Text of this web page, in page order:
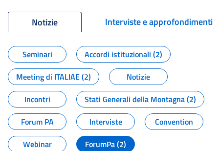
Notizie Interviste e approfondimenti
Seminari
Accordi istituzionali (2)
Meeting di ITALIAE (2)
Notizie
Incontri
Stati Generali della Montagna (2)
Forum PA
Interviste
Convention
Webinar
ForumPa (2)